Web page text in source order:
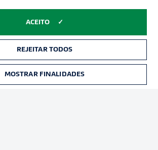
Aviso de privacidade
Emissoras
ACEITO
REJEITAR TODOS
MOSTRAR FINALIDADES